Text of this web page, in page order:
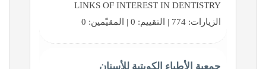
LINKS OF INTEREST IN DENTISTRY
الزيارات: 774 | التقييم: 0 | المقيّمين: 0
جمعية الأطباء الكويتية للأسنان